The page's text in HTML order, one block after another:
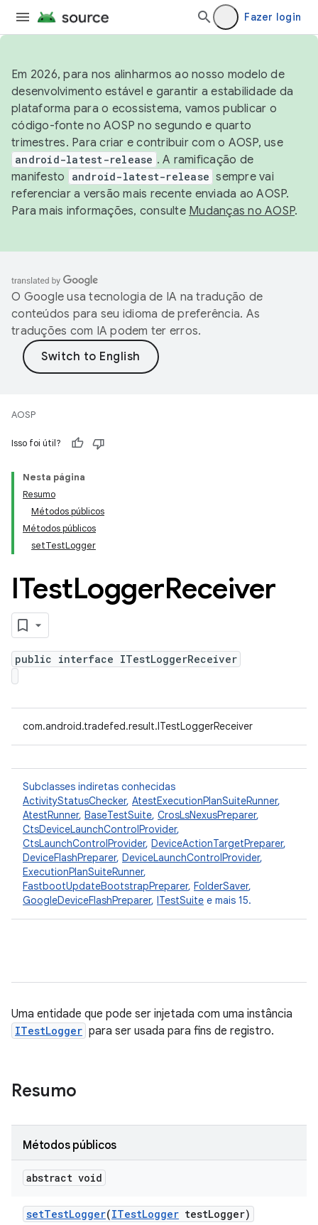
Fazer login
Em 2026, para nos alinharmos ao nosso modelo de
desenvolvimento estável e garantir a estabilidade da
plataforma para o ecossistema, vamos publicar o
código-fonte no AOSP no segundo e quarto
trimestres. Para criar e contribuir com o AOSP, use
android-latest-release . A ramificação de
manifesto
android-latest-release sempre vai
referenciar a versão mais recente enviada ao AOSP.
Para mais informações, consulte Mudanças no AOSP.
O Google usa tecnologia de IA na tradução de
conteúdos para seu idioma de preferência. As
traduções com IA podem ter erros.
AOSP
Isso foi útil?
Nesta página
Resumo
Métodos públicos
Métodos públicos
setTestLogger
ITestLoggerReceiver
public interface ITestLoggerReceiver
com.android.tradefed.result.ITestLoggerReceiver
Subclasses indiretas conhecidas
ActivityStatusChecker, AtestExecutionPlanSuiteRunner,
AtestRunner, BaseTestSuite, CrosLsNexusPreparer,
CtsDeviceLaunchControlProvider,
CtsLaunchControlProvider, DeviceActionTargetPreparer,
DeviceFlashPreparer, DeviceLaunchControlProvider,
ExecutionPlanSuiteRunner,
FastbootUpdateBootstrapPreparer, FolderSaver,
GoogleDeviceFlashPreparer, ITestSuite e mais 15.
Uma entidade que pode ser injetada com uma instância
ITestLogger para ser usada para fins de registro.
Resumo
Métodos públicos
abstract void
setTestLogger(ITestLogger testLogger)